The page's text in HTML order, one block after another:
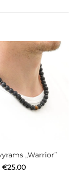
„Warrior”
€25.00Price